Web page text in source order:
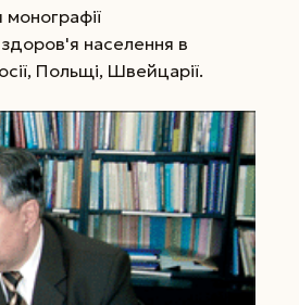
монографії
населення в
Польщі, Швейцарії.